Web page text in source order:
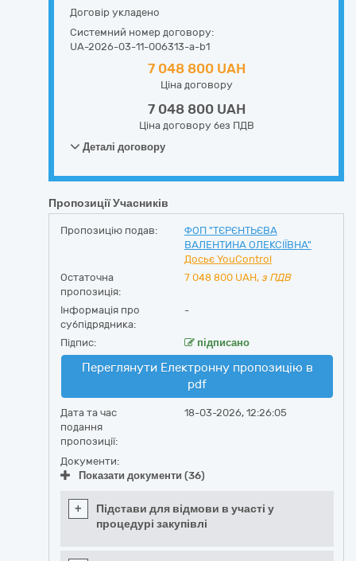
Договір укладено
Системний номер договору:
UA-2026-03-11-006313-a-b1
7 048 800 UAH
Ціна договору
7 048 800 UAH
Ціна договору без ПДВ
Деталі договору
Пропозиції Учасників
Пропозицію подав:
ФОП "ТЄРЄНТЬЄВА
ВАЛЕНТИНА ОЛЕКСІЇВНА"
Досьє YouControl
Остаточна
пропозиція:
7 048 800 UAH, з ПДВ
Інформація про
субпідрядника:
-
Підпис: підписано
Переглянути Електронну пропозицію в
pdf
Дата та час
подання
пропозиції:
18-03-2026, 12:26:05
Документи:
Показати документи (36)
+
Підстави для відмови в участі у
процедурі закупівлі